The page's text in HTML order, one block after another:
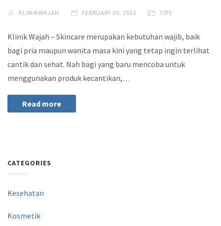
KLINIKWAJAH FEBRUARY 20, 2021 TIPS
Klinik Wajah – Skincare merupakan kebutuhan wajib, baik
bagi pria maupun wanita masa kini yang tetap ingin terlihat
cantik dan sehat. Nah bagi yang baru mencoba untuk
menggunakan produk kecantikan,…
Read more
CATEGORIES
Kesehatan
Kosmetik